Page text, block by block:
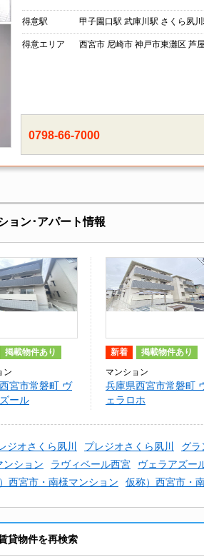
得意駅 甲子園口駅 武庫川駅 さくら夙
得意エリア 西宮市 尼崎市 神戸市東灘区 芦
0798-66-7000
ョン･アパート情報
掲載物件あり
ン
宮市常磐町 ヴ
ール
新着 掲載物件あり
マンション
兵庫県西宮市常磐町
ェラロホ
ジオさくら夙川 プレジオさくら夙川 グラ
ンション ラヴィベール西宮 ヴェラアズー
）西宮市・南様マンション 仮称）西宮市・
貸物件を再検索